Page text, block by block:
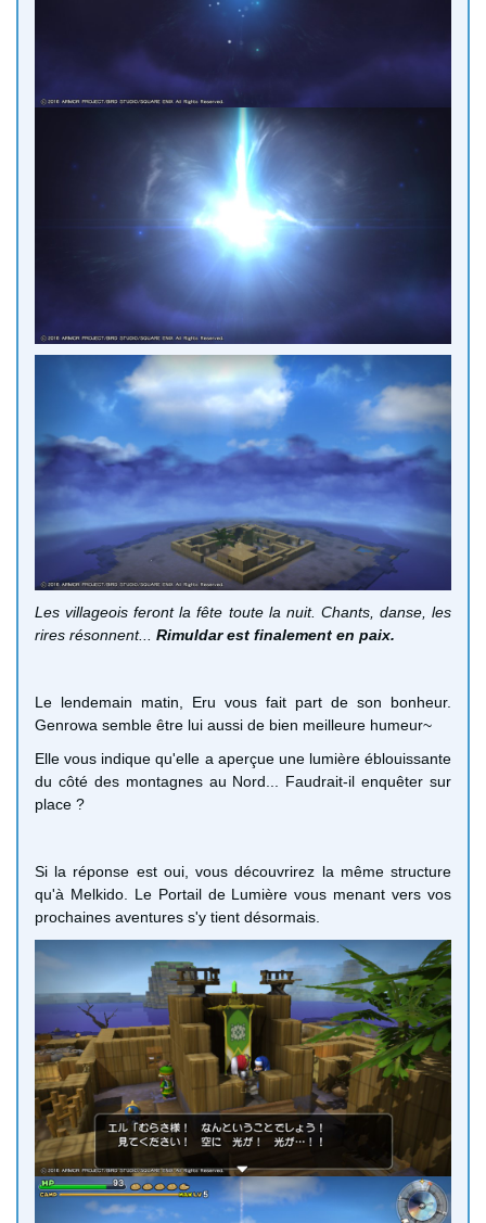
Les villageois feront la fête toute la nuit. Chants, danse, les
rires résonnent... Rimuldar est finalement en paix.
Le lendemain matin, Eru vous fait part de son bonheur.
Genrowa semble être lui aussi de bien meilleure humeur~
Elle vous indique qu'elle a aperçue une lumière éblouissante
du côté des montagnes au Nord... Faudrait-il enquêter sur
place ?
Si la réponse est oui, vous découvrirez la même structure
qu'à Melkido. Le Portail de Lumière vous menant vers vos
prochaines aventures s'y tient désormais.